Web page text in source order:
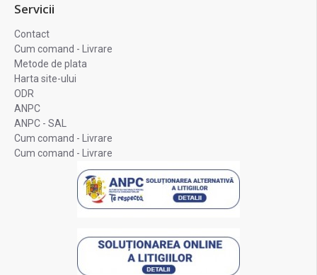
Servicii
Contact
Cum comand - Livrare
Metode de plata
Harta site-ului
ODR
ANPC
ANPC - SAL
Cum comand - Livrare
Cum comand - Livrare